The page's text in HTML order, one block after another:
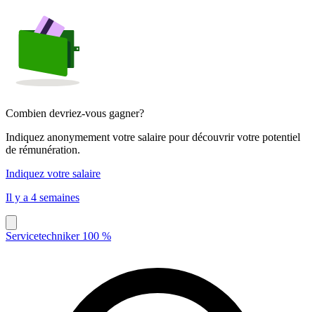
Combien devriez-vous gagner?
Indiquez anonymement votre salaire pour découvrir votre potentiel
de rémunération.
Indiquez votre salaire
Il y a 4 semaines
Servicetechniker 100 %